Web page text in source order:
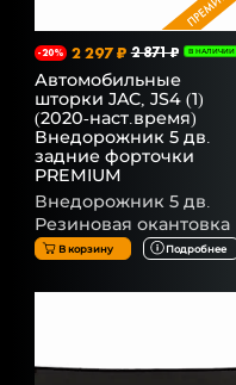
-20% 2 297 ₽ 2 871 ₽ В НАЛИЧИИ
Автомобильные
шторки JAC, JS4 (1)
(2020-наст.время)
Внедорожник 5 дв.
задние форточки
PREMIUM
Внедорожник 5 дв.
Резиновая окантовка
В корзину Подробнее